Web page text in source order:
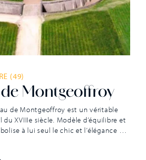
(49)
Montgeoffroy
de Montgeoffroy est un véritable
XVIIIe siècle. Modèle d’équilibre et
à lui seul le chic et l’élégance de
grâce à ses descendants qui